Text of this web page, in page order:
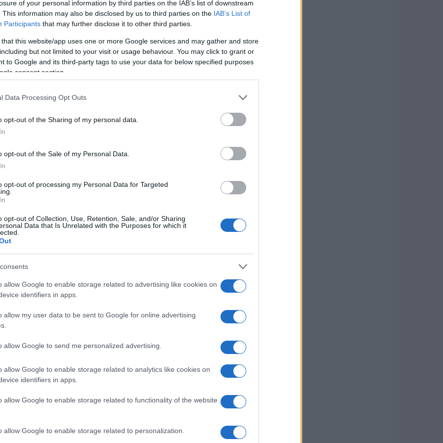
of your personal information by third parties on the IAB’s list of downstream
This information may also be disclosed by us to third parties on the IAB’s List of
Participants that may further disclose it to other third parties.
that this website/app uses one or more Google services and may gather and store
but not limited to your visit or usage behaviour. You may click to grant or
to Google and its third-party tags to use your data for below specified purposes
consent section.
Data Processing Opt Outs
opt-out of the Sharing of my personal data.
opt-out of the Sale of my Personal Data.
opt-out of processing my Personal Data for Targeted
opt-out of Collection, Use, Retention, Sale, and/or Sharing
Data that Is Unrelated with the Purposes for which it
allow Google to enable storage related to advertising like cookies on
identifiers in apps.
allow my user data to be sent to Google for online advertising
allow Google to send me personalized advertising.
allow Google to enable storage related to analytics like cookies on
identifiers in apps.
allow Google to enable storage related to functionality of the website
allow Google to enable storage related to personalization.
nei mercati della logistica, dei servizi
digitali. Attualmente, l’azienda è alla
diverse sedi in Italia, un’opportunità che si
esperienza.
finanziario
possedere una laurea,
e dimostrare interesse per i mercati
titoli preferenziali la conoscenza degli
come la direttiva IDD per la consulenza in
includeranno la promozione e la vendita
al contempo il rispetto delle procedure
con i clienti. Questo ruolo richiede una
essenziali per il successo nel
lavoro